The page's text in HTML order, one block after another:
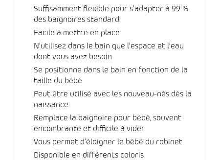
Suffisamment flexible pour s’adapter à 99 %
des baignoires standard
Facile à mettre en place
N’utilisez dans le bain que l’espace et l’eau
dont vous avez besoin
Se positionne dans le bain en fonction de la
taille du bébé
Peut être utilisé avec les nouveau-nés dès la
naissance
Remplace la baignoire pour bébé, souvent
encombrante et difficile à vider
Vous permet d’éloigner le bébé du robinet
Disponible en différents coloris